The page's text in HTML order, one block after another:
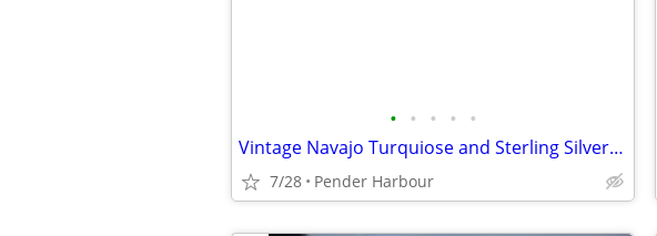
• • • • •
Vintage Navajo Turquiose and Sterling Silver Watch
7/28 Pender Harbour